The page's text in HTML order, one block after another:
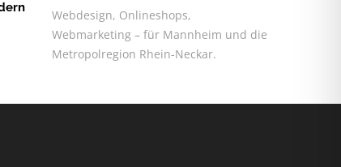
Webdesign, Onlineshops,
Webmarketing – für Mannheim und die
Metropolregion Rhein-Neckar.